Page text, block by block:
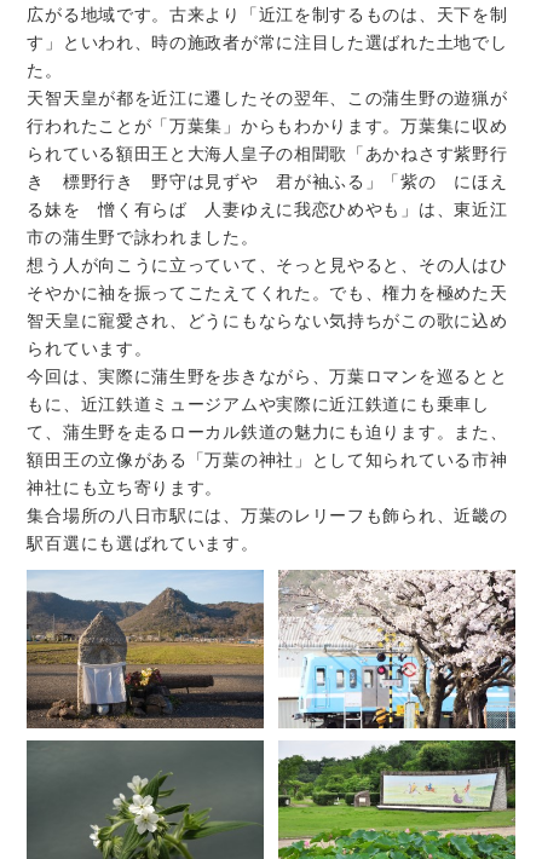
広がる地域です。古来より「近江を制するものは、天下を制
す」といわれ、時の施政者が常に注目した選ばれた土地でし
た。
天智天皇が都を近江に遷したその翌年、この蒲生野の遊猟が
行われたことが「万葉集」からもわかります。万葉集に収め
られている額田王と大海人皇子の相聞歌「あかねさす紫野行
き 標野行き 野守は見ずや 君が袖ふる」「紫の にほえ
る妹を 憎く有らば 人妻ゆえに我恋ひめやも」は、東近江
市の蒲生野で詠われました。
想う人が向こうに立っていて、そっと見やると、その人はひ
そやかに袖を振ってこたえてくれた。でも、権力を極めた天
智天皇に寵愛され、どうにもならない気持ちがこの歌に込め
られています。
今回は、実際に蒲生野を歩きながら、万葉ロマンを巡るとと
もに、近江鉄道ミュージアムや実際に近江鉄道にも乗車し
て、蒲生野を走るローカル鉄道の魅力にも迫ります。また、
額田王の立像がある「万葉の神社」として知られている市神
神社にも立ち寄ります。
集合場所の八日市駅には、万葉のレリーフも飾られ、近畿の
駅百選にも選ばれています。